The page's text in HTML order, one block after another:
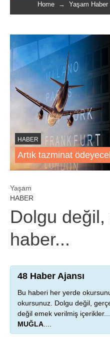
Home→ Yaşam Haber
HABER
Artık tazminat
Yaşam
HABER
Dolgu değil,
haber...
48 Haber Ajansı
Bu haberi her yerde
okursunuz. Dolgu değil,
değil emek verilmiş içerikler....
MUĞLA